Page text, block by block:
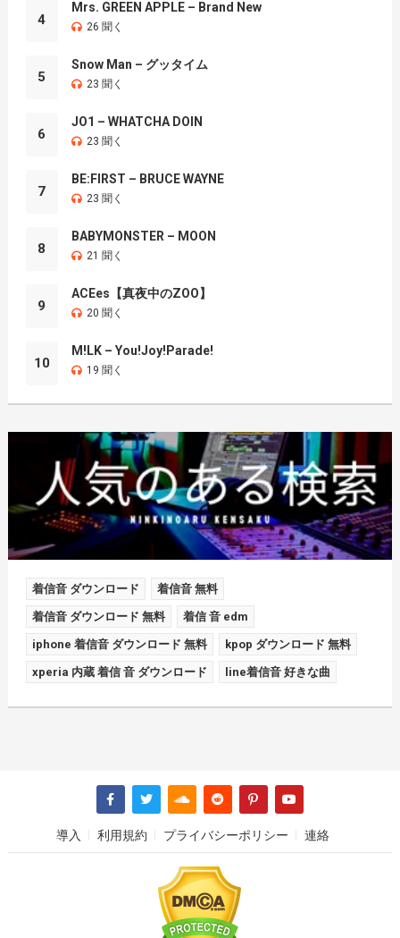
4
Mrs. GREEN APPLE – Brand New
26 聞く
5
Snow Man – グッタイム
23 聞く
6
JO1 – WHATCHA DOIN
23 聞く
7
BE:FIRST – BRUCE WAYNE
23 聞く
8
BABYMONSTER – MOON
21 聞く
9
ACEes【真夜中のZOO】
20 聞く
10
M!LK – You!Joy!Parade!
19 聞く
着信音 ダウンロード 着信音 無料
着信音 ダウンロード 無料 着信 音 edm
iphone 着信音 ダウンロード 無料 kpop ダウンロード 無料
xperia 内蔵 着信 音 ダウンロード line着信音 好きな曲
導入 利用規約 プライバシーポリシー 連絡